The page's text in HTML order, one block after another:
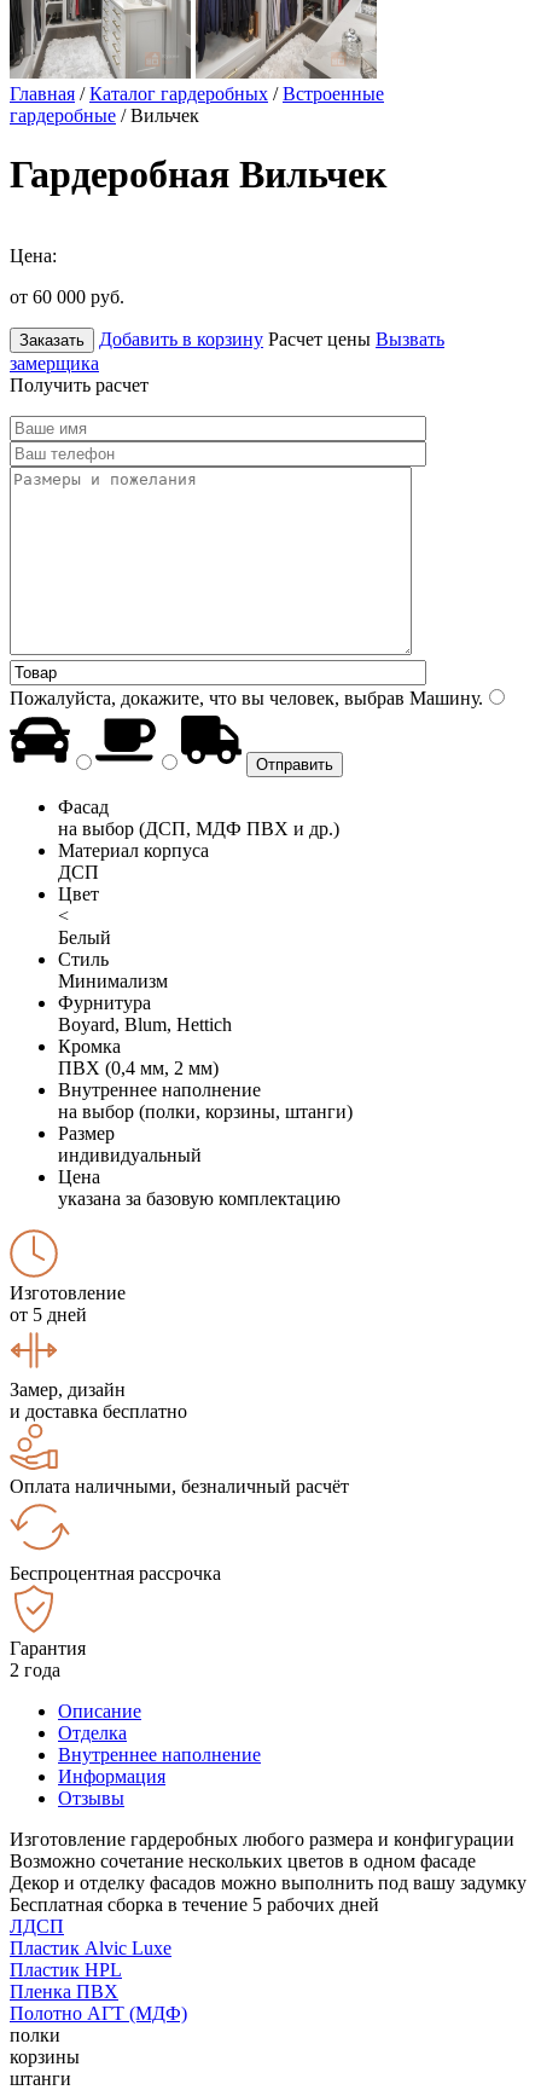
Главная /Каталог гардеробных /Встроенные
гардеробные / Вильчек
Гардеробная Вильчек
Цена:
от 60 000 руб.
Заказать Добавить в корзину Расчет цены Вызвать
замерщика
Получить расчет
Пожалуйста, докажите, что вы человек, выбрав Машину.
Фасад
на выбор (ДСП, МДФ ПВХ и др.)
Материал корпуса
ДСП
Цвет
<
Белый
Стиль
Минимализм
Фурнитура
Boyard, Blum, Hettich
Кромка
ПВХ (0,4 мм, 2 мм)
Внутреннее наполнение
на выбор (полки, корзины, штанги)
Размер
индивидуальный
Цена
указана за базовую комплектацию
Изготовление
от 5 дней
Замер, дизайн
и доставка бесплатно
Оплата наличными, безналичный расчёт
Беспроцентная рассрочка
Гарантия
2 года
Описание
Отделка
Внутреннее наполнение
Информация
Отзывы
Изготовление гардеробных любого размера и конфигурации
Возможно сочетание нескольких цветов в одном фасаде
Декор и отделку фасадов можно выполнить под вашу задумку
Бесплатная сборка в течение 5 рабочих дней
ЛДСП
Пластик Alvic Luxe
Пластик HPL
Пленка ПВХ
Полотно АГТ (МДФ)
полки
корзины
штанги